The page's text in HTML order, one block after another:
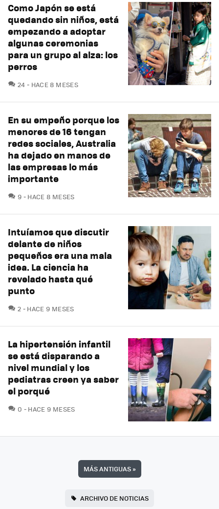
Como Japón se está
quedando sin niños, está
empezando a adoptar
algunas ceremonias
para un grupo al alza: los
perros
24 COMENTARIOS
HACE 8 MESES
En su empeño porque los
menores de 16 tengan
redes sociales, Australia
ha dejado en manos de
las empresas lo más
importante
9 COMENTARIOS
HACE 8 MESES
Intuíamos que discutir
delante de niños
pequeños era una mala
idea. La ciencia ha
revelado hasta qué
punto
2 COMENTARIOS
HACE 9 MESES
La hipertensión infantil
se está disparando a
nivel mundial y los
pediatras creen ya saber
el porqué
0 COMENTARIOS
HACE 9 MESES
MÁS ANTIGUAS»
ARCHIVO DE NOTICIAS